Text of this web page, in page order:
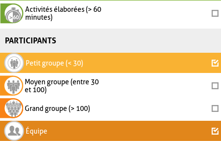
Activités élaborées (> 60
minutes)
PARTICIPANTS
Petit groupe (< 30)
Moyen groupe (entre 30
et 100)
Grand groupe (> 100)
Équipe